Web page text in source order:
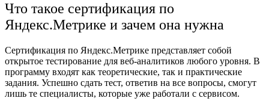
Что такое сертификация по
Яндекс.Метрике и зачем она нужна
Сертификация по Яндекс.Метрике представляет собой
открытое тестирование для веб-аналитиков любого уровня. В
программу входят как теоретические, так и практические
задания. Успешно сдать тест, ответив на все вопросы, смогут
лишь те специалисты, которые уже работали с сервисом.